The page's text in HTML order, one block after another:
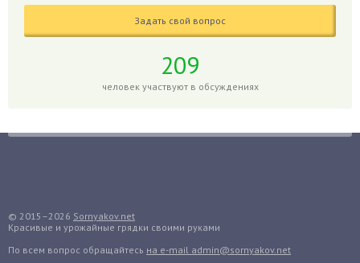
Годжи
Голубика
Гуава
Гузмания
Дайкон
Задать свой вопрос
209
человек участвуют в обсуждениях
© 2015–2026 Sornyakov.net
Красивые и урожайные грядки своими руками
По всем вопрос обращайтесь на e-mail admin@sornyakov.net